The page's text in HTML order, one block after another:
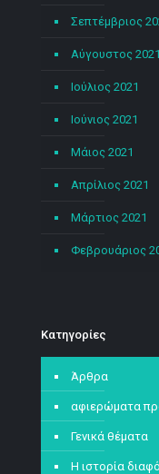
Σεπτέμβριος
Αύγουστος 2021
Ιούλιος 2021
Ιούνιος 2021
Μάιος 2021
Απρίλιος 2021
Μάρτιος 2021
Φεβρουάριος
Kατηγορίες
Άρθρα
αφιερώματα
Γενικά θέματα
Η ιστορία